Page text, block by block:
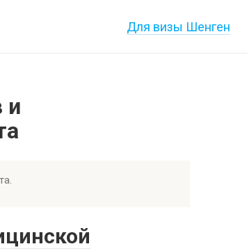
Для визы Шенген
и